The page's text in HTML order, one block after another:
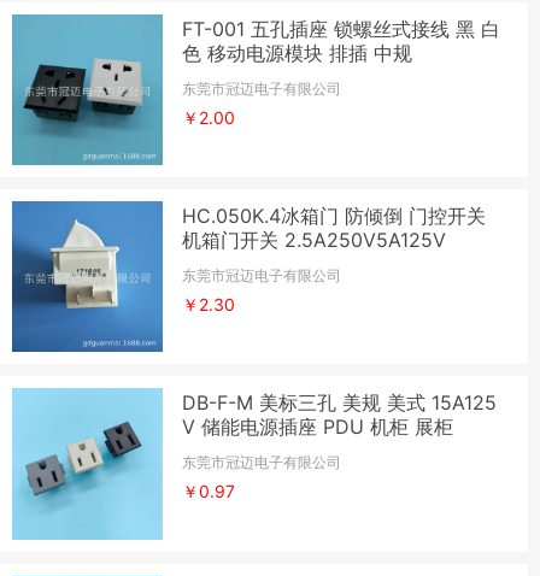
FT-001 五孔插座 锁螺丝式接线 黑 白
色 移动电源模块 排插 中规
东莞市冠迈电子有限公司
￥2.00
HC.050K.4冰箱门 防倾倒 门控开关
机箱门开关 2.5A250V5A125V
东莞市冠迈电子有限公司
￥2.30
DB-F-M 美标三孔 美规 美式 15A125
V 储能电源插座 PDU 机柜 展柜
东莞市冠迈电子有限公司
￥0.97